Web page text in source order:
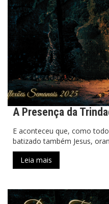
A Presença da
E aconteceu que, como
batizado também Jesus,
Leia mais